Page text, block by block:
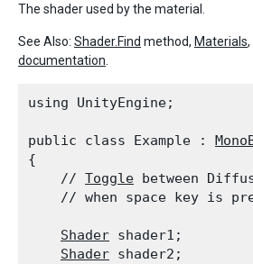
The shader used by the material.
See Also: Shader.Find method, Materials,
documentation
using UnityEngine;
public class Example :
{
    //
Toggle between
// when space key is
Shader shader1;
Shader shader2;